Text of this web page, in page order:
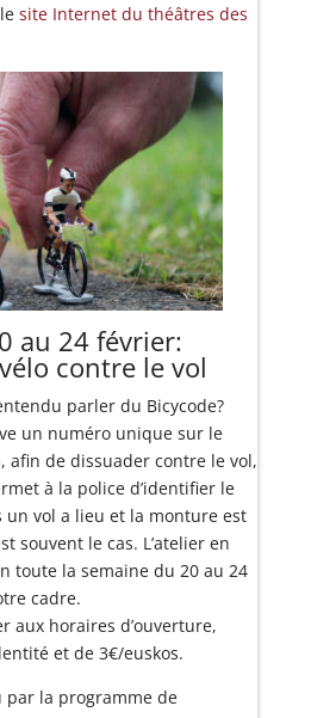
site Internet du théâtres des
au 24 février:
contre le vol
parler du Bicycode?
un numéro unique sur le
afin de dissuader contre le vol,
à la police d’identifier le
vol a lieu et la monture est
souvent le cas. L’atelier en
toute la semaine du 20 au 24
cadre.
aux horaires d’ouverture,
et de 3€/euskos.
par la programme de